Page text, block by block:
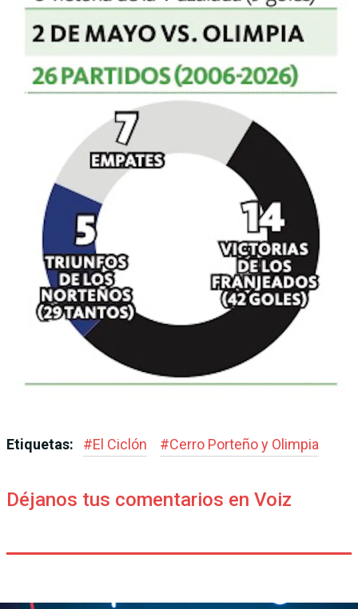
Etiquetas: #El Ciclón #Cerro Porteño y Olimpia
Déjanos tus comentarios en Voiz